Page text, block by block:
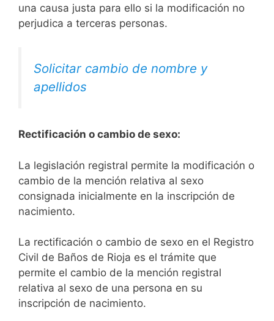
una causa justa para ello si la modificación no
perjudica a terceras personas.
Solicitar cambio de nombre y
apellidos
Rectificación o cambio de sexo:
La legislación registral permite la modificación o
cambio de la mención relativa al sexo
consignada inicialmente en la inscripción de
nacimiento.
La rectificación o cambio de sexo en el Registro
Civil de Baños de Rioja es el trámite que
permite el cambio de la mención registral
relativa al sexo de una persona en su
inscripción de nacimiento.